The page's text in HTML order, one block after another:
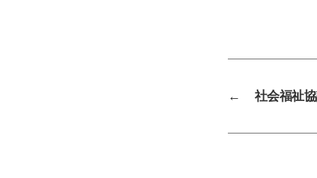
← 社会福祉